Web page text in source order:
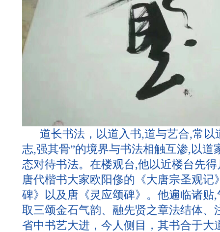
道长书法，以道入书,道与艺合,常以
志,强其骨”的境界与书法相触互渗,以道
态对待书法。在楼观台,他以近楼台先
唐代楷书大家欧阳俢的《大唐宗圣观记
碑》以及唐《灵应颂碑》。他遍临诸贴
取三颂金石气韵、融先贤之章法结体、
省中书艺大进，今人侧目，其书合于大